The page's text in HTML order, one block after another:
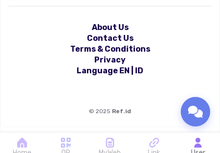
About Us
Contact Us
Terms & Conditions
Privacy
Language EN ID
© 2025 Ref.id